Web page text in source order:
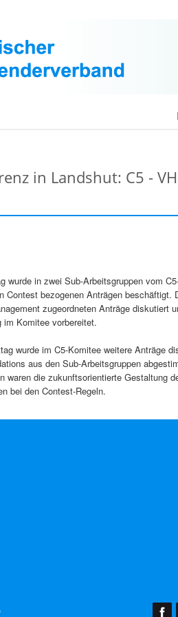
in Landshut: C5 -
wurde in zwei Sub-Arbeitsgruppen vom
Contest bezogenen Anträgen beschäftigt.
zugeordneten Anträge diskutiert
im Komitee vorbereitet.
wurde im C5-Komitee weitere Anträge
aus den Sub-Arbeitsgruppen
waren die zukunftsorientierte Gestaltung
bei den Contest-Regeln.